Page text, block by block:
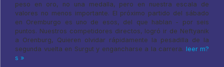
peso en oro, no una medalla, pero en nuestra escala de
valores no menos importante. El próximo partido del sábado
en Oremburgo es uno de esos, del que hablan - por seis
puntos. Nuestros competidores directos, logró ir de Neftyanik
a Orenburg, Quieren olvidar rápidamente la pesadilla de la
segunda vuelta en Surgut y engancharse a la carrera. leer m?
s »